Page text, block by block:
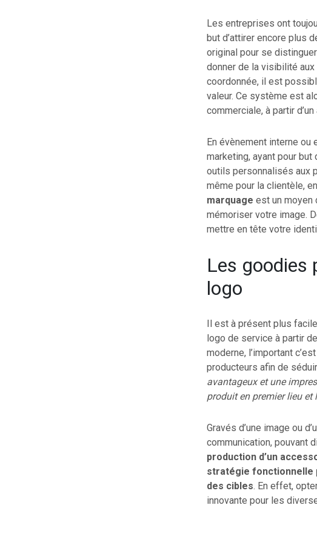
Les entreprises ont
but d’attirer encore plus
original pour se
donner de la visibilité aux
coordonnée, il est
valeur. Ce système est
commerciale, à partir
En évènement interne
marketing, ayant pour
outils personnalisés aux
même pour la clientèle,
marquage est un moyen
mémoriser votre image.
mettre en tête votre
Les goodies
logo
Il est à présent plus
logo de service à partir
moderne, l’important
producteurs afin de
avantageux et une
produit en premier lieu et
Gravés d’une image ou
communication, pouvant
production d’un
stratégie fonctionnelle
des cibles. En effet,
innovante pour les